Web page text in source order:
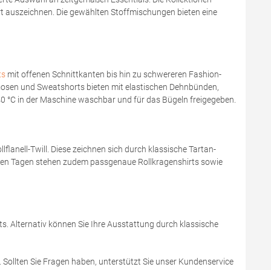
Die gewählten Stoffmischungen bieten eine
mit offenen Schnittkanten bis hin zu schwereren Fashion-
und Sweatshorts bieten mit elastischen Dehnbünden,
in der Maschine waschbar und für das Bügeln freigegeben.
Twill. Diese zeichnen sich durch klassische Tartan-
Tagen stehen zudem passgenaue Rollkragenshirts sowie
Alternativ können Sie Ihre Ausstattung durch klassische
Sie Fragen haben, unterstützt Sie unser Kundenservice